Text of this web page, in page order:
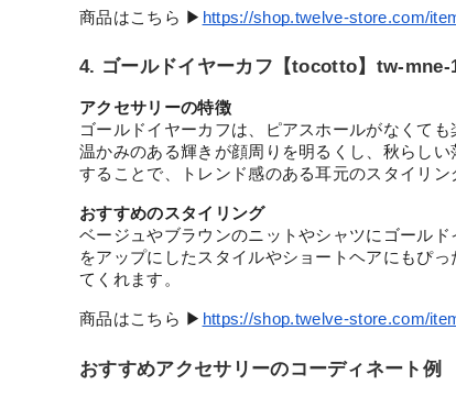
商品はこちら ▶︎ https://shop.twelve-store.com/
4. ゴールドイヤーカフ【tocotto】tw-mne-
アクセサリーの特徴
ゴールドイヤーカフは、ピアスホールがなくて
温かみのある輝きが顔周りを明るくし、秋らし
することで、トレンド感のある耳元のスタイリン
おすすめのスタイリング
ベージュやブラウンのニットやシャツにゴール
をアップにしたスタイルやショートヘアにもぴ
てくれます。
商品はこちら ▶︎ https://shop.twelve-store.com/
おすすめアクセサリーのコーディネート例